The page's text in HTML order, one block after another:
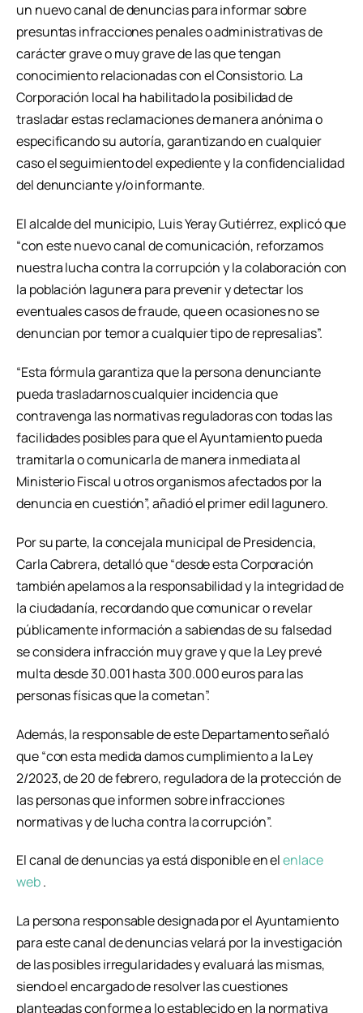
un nuevo canal de denuncias para informar sobre
presuntas infracciones penales o administrativas de
carácter grave o muy grave de las que tengan
conocimiento relacionadas con el Consistorio. La
Corporación local ha habilitado la posibilidad de
trasladar estas reclamaciones de manera anónima o
especificando su autoría, garantizando en cualquier
caso el seguimiento del expediente y la confidencialidad
del denunciante y/o informante.
El alcalde del municipio, Luis Yeray Gutiérrez, explicó que
“con este nuevo canal de comunicación, reforzamos
nuestra lucha contra la corrupción y la colaboración con
la población lagunera para prevenir y detectar los
eventuales casos de fraude, que en ocasiones no se
denuncian por temor a cualquier tipo de represalias”.
“Esta fórmula garantiza que la persona denunciante
pueda trasladarnos cualquier incidencia que
contravenga las normativas reguladoras con todas las
facilidades posibles para que el Ayuntamiento pueda
tramitarla o comunicarla de manera inmediata al
Ministerio Fiscal u otros organismos afectados por la
denuncia en cuestión”, añadió el primer edil lagunero.
Por su parte, la concejala municipal de Presidencia,
Carla Cabrera, detalló que “desde esta Corporación
también apelamos a la responsabilidad y la integridad de
la ciudadanía, recordando que comunicar o revelar
públicamente información a sabiendas de su falsedad
se considera infracción muy grave y que la Ley prevé
multa desde 30.001 hasta 300.000 euros para las
personas físicas que la cometan”.
Además, la responsable de este Departamento señaló
que “con esta medida damos cumplimiento a la Ley
2/2023, de 20 de febrero, reguladora de la protección de
las personas que informen sobre infracciones
normativas y de lucha contra la corrupción”.
El canal de denuncias ya está disponible en elenlace
web.
La persona responsable designada por el Ayuntamiento
para este canal de denuncias velará por la investigación
de las posibles irregularidades y evaluará las mismas,
siendo el encargado de resolver las cuestiones
planteadas conforme a lo establecido en la normativa